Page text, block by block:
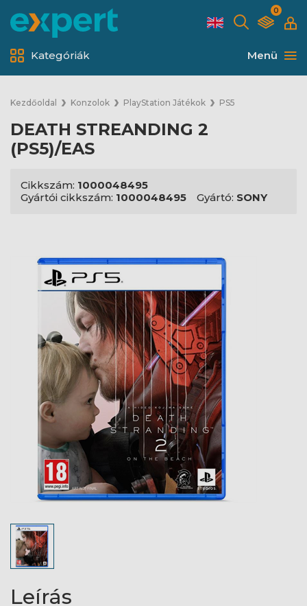
0
Menü
Kategóriák
Kezdőoldal Konzolok PlayStation Játékok PS5
DEATH STREANDING 2
(PS5)/EAS
Cikkszám: 1000048495
Gyártói cikkszám: 1000048495 Gyártó: SONY
Leírás